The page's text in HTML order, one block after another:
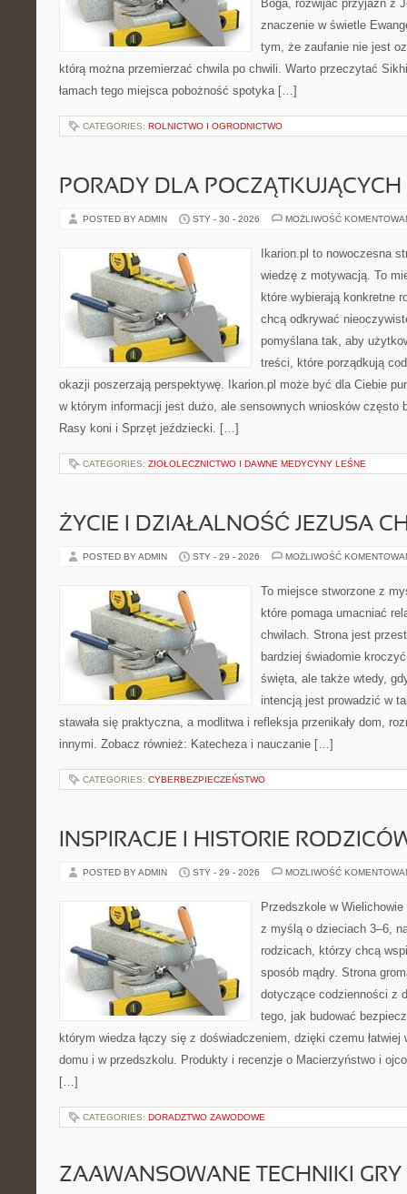
Boga, rozwijać przyjaźń z
znaczenie w świetle
tym, że zaufanie nie jest
którą można przemierzać chwila po chwili. Warto przeczytać
łamach tego miejsca pobożność spotyka […]
CATEGORIES: ROLNICTWO I OGRODNICTWO
PORADY DLA
POSTED BY ADMIN STY - 30 - 2026 MOŻLIWOŚĆ
Ikarion.pl to nowoczesna
wiedzę z motywacją. To
które wybierają konkretne
chcą odkrywać
pomyślana tak, aby
treści, które porządkują
okazji poszerzają perspektywę. Ikarion.pl może być dla Ciebie
w którym informacji jest dużo, ale sensownych wniosków często
Rasy koni i Sprzęt jeździecki. […]
CATEGORIES: ZIOŁOLECZNICTWO I DAWNE MEDYCYNY LEŚNE
ŻYCIE I DZIAŁALNOŚĆ JEZUSA
POSTED BY ADMIN STY - 29 - 2026 MOŻLIWOŚĆ
To miejsce stworzone z
które pomaga umacniać
chwilach. Strona jest
bardziej świadomie
święta, ale także wtedy,
intencją jest prowadzić w
stawała się praktyczna, a modlitwa i refleksja przenikały dom,
innymi. Zobacz również: Katecheza i nauczanie […]
CATEGORIES: CYBERBEZPIECZEŃSTWO
INSPIRACJE I HISTORIE
POSTED BY ADMIN STY - 29 - 2026 MOŻLIWOŚĆ
Przedszkole w
z myślą o dzieciach 3–6,
rodzicach, którzy chcą
sposób mądry. Strona
dotyczące codzienności z
tego, jak budować
którym wiedza łączy się z doświadczeniem, dzięki czemu łatwiej
domu i w przedszkolu. Produkty i recenzje o Macierzyństwo i
[…]
CATEGORIES: DORADZTWO ZAWODOWE
ZAAWANSOWANE TECHNIKI GRY